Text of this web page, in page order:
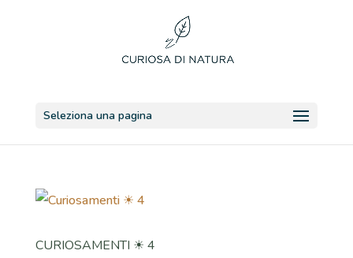
Seleziona una pagina
CURIOSAMENTI ☀ 4